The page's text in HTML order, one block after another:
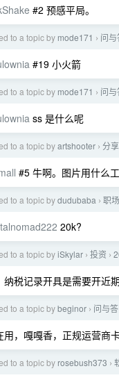
#2 预感平局。
to a topic by mode171 › 问
#19 小火箭
to a topic by mode171 › 问
ss 是什么呢
to a topic byartshooter › 分
#5 牛啊。图片用什么
to a topic bydudubaba › 职
20k?
to a topic byiSkylar › 投资 ›
纳税记录开具是需要开近
to a topic bybeginor › 问与答
用，嘎嘎香，正规运营商
to a topic by rosebush373 ›